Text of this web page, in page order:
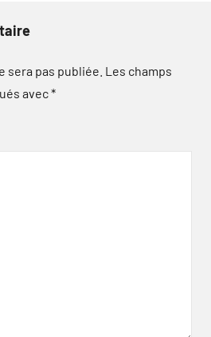
sera pas publiée. Les champs
avec*